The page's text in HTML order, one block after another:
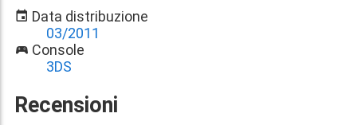
Data distribuzione
03/2011
Console
3DS
Recensioni